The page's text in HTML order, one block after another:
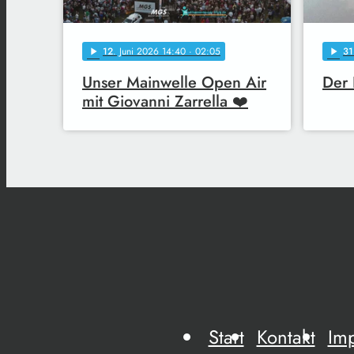
play_arrow 12. Juni 2026 14:40 · 02:05
Unser Mainwelle Open Air
mit Giovanni Zarrella ❤️
play_arrow 31
Der
Start Kontakt